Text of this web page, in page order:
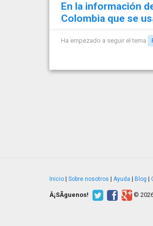
En la información
Colombia que se
Ha empezado a seguir el tema
Inicio | Sobre nosotros | Ayuda | Blog |
Â¡SÃ­guenos! ©